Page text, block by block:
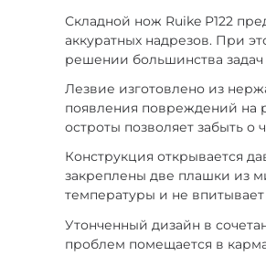
Складной нож Ruike P122
аккуратных надрезов. При
решении большинства
Лезвие изготовлено из
появления повреждений на
остроты позволяет забыть о
Конструкция открывается
закреплены две плашки из
температуры и не
Утонченный дизайн в
проблем помещается в